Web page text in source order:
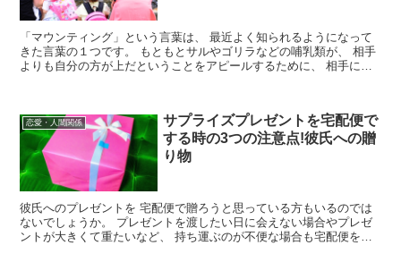
「マウンティング」という言葉は、 最近よく知られるようになって
きた言葉の１つです。 もともとサルやゴリラなどの哺乳類が、 相手
よりも自分の方が上だということをアピールするために、 相手に馬
恋愛・人間関係
サプライズプレゼントを宅配便で
する時の3つの注意点!彼氏への贈
り物
彼氏へのプレゼントを 宅配便で贈ろうと思っている方もいるのでは
ないでしょうか。 プレゼントを渡したい日に会えない場合やプレゼ
ントが大きくて重たいなど、 持ち運ぶのが不便な場合も宅配便を使